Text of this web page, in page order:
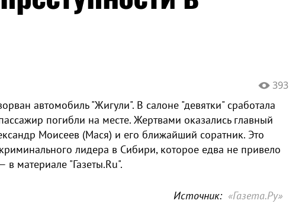
393
автомобиль "Жигули". В салоне "девятки" сработала
погибли на месте. Жертвами оказались главный
Моисеев (Мася) и его ближайший соратник. Это
лидера в Сибири, которое едва не привело
материале "Газеты.Ru".
Источник: «Газета.Ру»